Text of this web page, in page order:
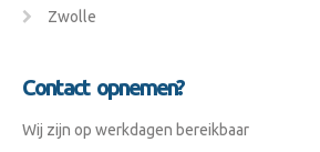
Zwolle
Contact opnemen?
Wij zijn op werkdagen bereikbaar